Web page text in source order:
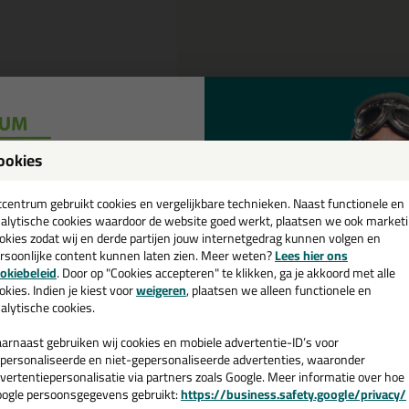
Omschrijving
Verfbeugel Softgrip in 25
de ANZA Verfbeugel Softgrip in 25 cm vandaag nog! Vandaag
je meer weten over de toepassing en kenmerken van dit product?Lees
gebruikt cookies en vergelijkbare technieken. Naast functionele en
cookies waardoor de website goed werkt, plaatsen we ook
zodat wij en derde partijen jouw internetgedrag kunnen volgen en
content kunnen laten zien. Meer weten?Lees hier ons
. Door op "Cookies accepteren" te klikken, ga je akkoord met alle
Indien je kiest voorweigeren, plaatsen we alleen functionele en
cookies.
gebruiken wij cookies en mobiele advertentie-ID’s voor
en niet-gepersonaliseerde advertenties, waaronder
via partners zoals Google. Meer informatie over hoe
persoonsgegevens gebruikt:https://business.safety.google/privacy/
💚
en ontvang een
€35,-bij je eerste bestelling!
de actiecode ›